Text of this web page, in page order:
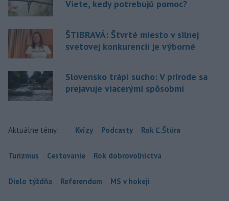
Viete, kedy potrebujú pomoc?
ŠTIBRAVÁ: Štvrté miesto v silnej
svetovej konkurencii je výborné
Slovensko trápi sucho: V prírode sa
prejavuje viacerými spôsobmi
Aktuálne témy: Kvízy Podcasty Rok Ľ.Štúra
Turizmus Cestovanie Rok dobrovoľníctva
Dielo týždňa Referendum MS v hokeji